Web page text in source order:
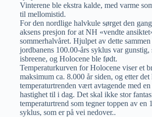
Vinterene ble ekstra kalde, med varme
til mellomistid.
For den nordlige halvkule sørget den
aksens presjon for at NH «vendte
sommerhalvåret. Hjulpet av dette sammen
jordbanens 100.00-års syklus var gunstig,
isbreene, og Holocene ble født.
Temperaturkurven for Holocene viser et
maksimum ca. 8.000 år siden, og etter det
temperaturtrenden vært avtagende med
hastighet til i dag. Det skal ikke stor
temperaturtrend som tegner toppen av en
syklus, som er på vei nedover..